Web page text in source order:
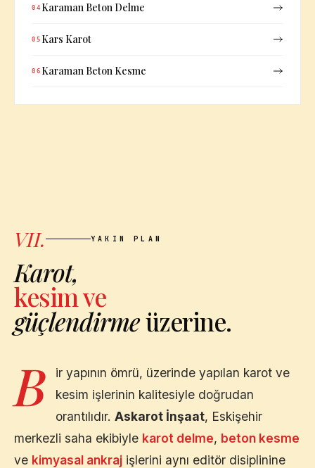
04 Karaman Beton Delme
05 Kars Karot
06 Karaman Beton Kesme
VII. YAKIN PLAN
Karot,
kesim ve
güçlendirmeüzerine.
B
ir yapının ömrü, üzerinde yapılan karot ve
kesim işlerinin kalitesiyle doğrudan
orantılıdır. Askarot İnşaat, Eskişehir
merkezli saha ekibiyle karot delme, beton kesme
ve kimyasal ankraj işlerini aynı editör disiplinine